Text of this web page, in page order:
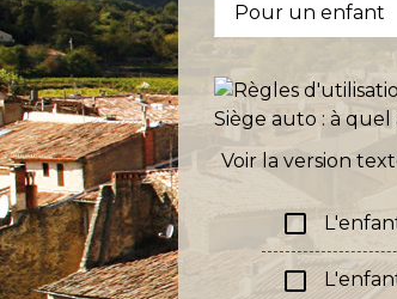
Pour un enfant
Siège auto : à quel
Voir la version
check_box_outline_blank
check_box_outline_blank